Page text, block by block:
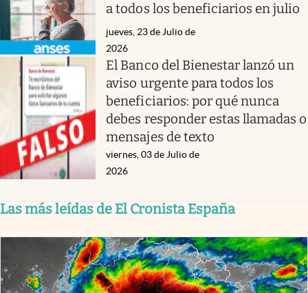
a todos los beneficiarios en julio
jueves, 23 de Julio de
2026
El Banco del Bienestar lanzó un
aviso urgente para todos los
beneficiarios: por qué nunca
debes responder estas llamadas o
mensajes de texto
viernes, 03 de Julio de
2026
Las más leídas de El Cronista España